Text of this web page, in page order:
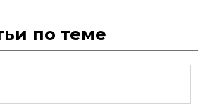
по теме